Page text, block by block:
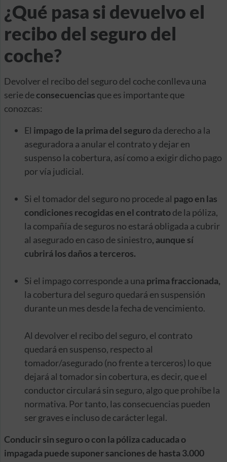
¿Qué pasa si devuelvo el
recibo del seguro del
coche?
Devolver el recibo del seguro del coche conlleva una
serie deconsecuencias que es importante que
conozcas:
El impago de la prima del seguroda derecho a la
aseguradora a anular el contrato y dejar en
suspenso la cobertura, así como a exigir dicho pago
por vía judicial.
Si el tomador del seguro no procede al pago en las
condiciones recogidas en el contratode la póliza,
la compañía de seguros no estará obligada a cubrir
al asegurado en caso de siniestro, aunque sí
cubrirá los daños a terceros.
Si el impago corresponde a una prima fraccionada,
la cobertura del seguro quedará en suspensión
durante un mes desde la fecha de vencimiento.
Al devolver el recibo del seguro, el contrato
quedará en suspenso, respecto al
tomador/asegurado (no frente a terceros) lo que
dejará al tomador sin cobertura, es decir, que el
conductor circulará sin seguro, algo que prohíbe la
normativa. Por tanto, las consecuencias pueden
ser graves e incluso de carácter legal.
Conducir sin seguro o con la póliza caducada o
impagada puede suponer sanciones de hasta 3.000